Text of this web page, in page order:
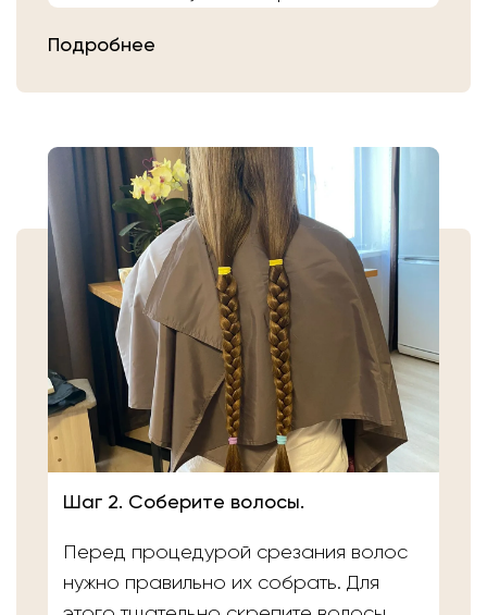
Затем плотно закрепите волосы
самостоятельно, то косичку
аккуратно уложите в пакет или бумагу.
Или просто приходите в салон «Банк
Волос».
Подробнее
Шаг 2. Соберите волосы.
Перед процедурой срезания волос
нужно правильно их собрать. Для